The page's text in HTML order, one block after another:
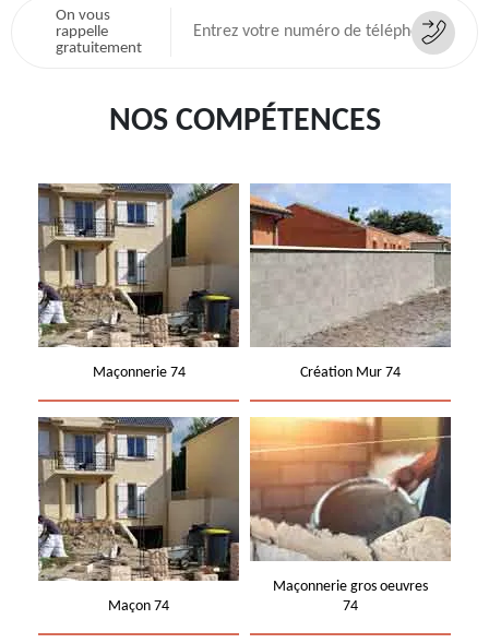
On vous
rappelle
gratuitement
NOS COMPÉTENCES
Maçonnerie 74 Création Mur 74
Maçon 74
Maçonnerie gros oeuvres
74